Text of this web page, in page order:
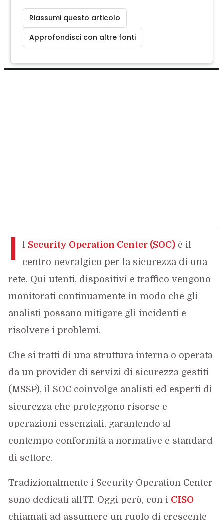
Riassumi questo articolo
Approfondisci con altre fonti
I l Security Operation Center (SOC) è il
centro nevralgico per la sicurezza di una
rete. Qui utenti, dispositivi e traffico vengono
monitorati continuamente in modo che gli
analisti possano mitigare gli incidenti e
risolvere i problemi.
Che si tratti di una struttura interna o operata
da un provider di servizi di sicurezza gestiti
(MSSP), il SOC coinvolge analisti ed esperti di
sicurezza che proteggono risorse e
operazioni essenziali, garantendo al
contempo conformità a normative e standard
di settore.
Tradizionalmente i Security Operation Center
sono dedicati all’IT. Oggi però, con i CISO
chiamati ad assumere un ruolo di crescente